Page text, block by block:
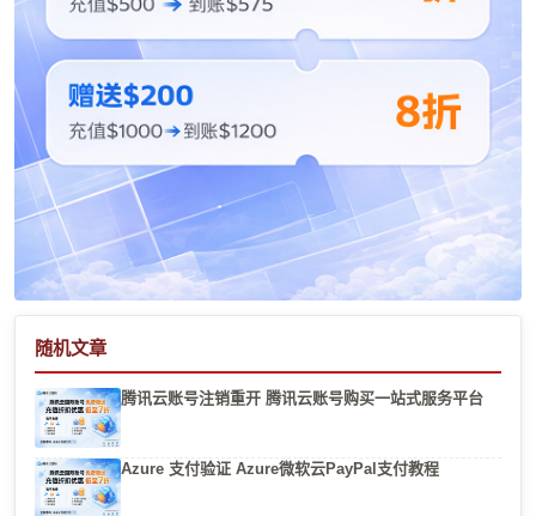
随机文章
腾讯云账号注销重开 腾讯云账号购买一站式服务平台
Azure 支付验证 Azure微软云PayPal支付教程